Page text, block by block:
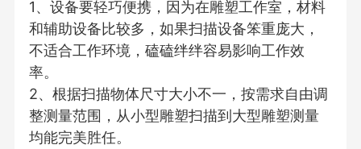
1、设备要轻巧便携，因为在雕塑工作室，材料
和辅助设备比较多，如果扫描设备笨重庞大，
不适合工作环境，磕磕绊绊容易影响工作效
率。
2、根据扫描物体尺寸大小不一，按需求自由调
整测量范围，从小型雕塑扫描到大型雕塑测量
均能完美胜任。